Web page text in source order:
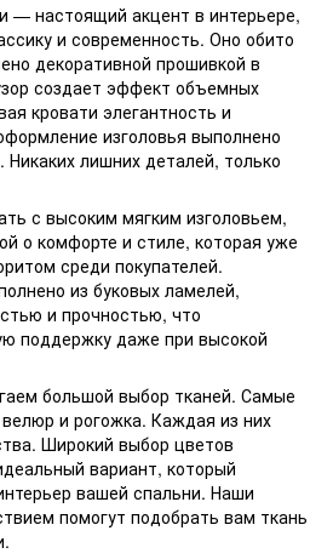
— настоящий акцент в интерьере,
и современность. Оно обито
декоративной прошивкой в
создает эффект объемных
кровати элегантность и
изголовья выполнено
лишних деталей, только
с высоким мягким изголовьем,
о комфорте и стиле, которая уже
среди покупателей.
из буковых ламелей,
и прочностью, что
поддержку даже при высокой
большой выбор тканей. Самые
и рогожка. Каждая из них
Широкий выбор цветов
вариант, который
вашей спальни. Наши
помогут подобрать вам ткань